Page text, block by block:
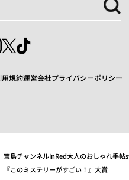
用規約運営会社プライバシーポリシー
宝島チャンネルInRed大人のおしゃれ手帖
『このミステリーがすごい！』大賞